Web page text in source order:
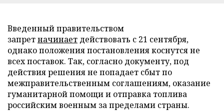
Введенный правительством
запретначинает действовать с 21 сентября,
однако положения постановления коснутся не
всех поставок. Так, согласно документу, под
действия решения не попадает сбыт по
межправительственным соглашениям, оказание
гуманитарной помощи и отправка топлива
российским военным за пределами страны.